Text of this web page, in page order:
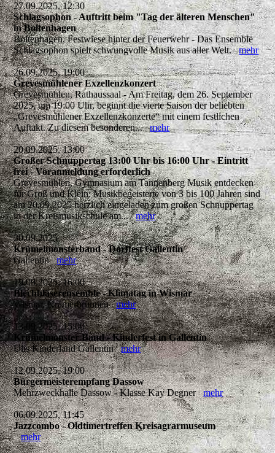
27.09.2025, 12:30
Schlagsophon - Auftritt beim "Tag der älteren Menschen"
in Boltenhagen
Boltenhagen, Festwiese hinter der Feuerwehr - Das Ensemble
Schlagsophon spielt schwungvolle Musik aus aller Welt.mehr
26.09.2025, 19:00
Grevesmühlener Exzellenzkonzert
Grevesmühlen, Rathaussaal - Am Freitag, dem 26. September
2025, um 19:00 Uhr, beginnt die vierte Saison der beliebten
„Grevesmühlener Exzellenzkonzerte“ mit einem festlichen
Auftakt. Zu diesem besonderen...mehr
20.09.2025, 13:00
Großer Schnuppertag 13:00 Uhr bis 16:00 Uhr - Eintritt
frei - Voranmeldung erforderlich
Grevesmühlen, Gymnasium am Tannenberg Musik entdecken
für Groß und Klein: Musikbegeisterte von 3 bis 100 Jahren sind
am 20.09.2025 herzlich eingeladen zum großen Schnuppertag
in der Kreismusikschule am...mehr
20.09.2025
Krümelmonsterband - Dorffest Gallentin
Gallentinmehr
19.09.2025, 16:00
Blechbläserensemble - Klimatag in Wismar
Wismar, Krämerbrunnenmehr
13.09.2025, 15:00
Krümelmonster Band - Kinderfest in Gallentin
Ulis Kinderland Gallentinmehr
12.09.2025, 19:00
Bürgermeisterempfang Dassow
Mehrzweckhalle Dassow - Klasse Kay Degnermehr
06.09.2025, 11:45
Jazzcombo - Oldtimertreffen Kreisagrarmuseum
mehr